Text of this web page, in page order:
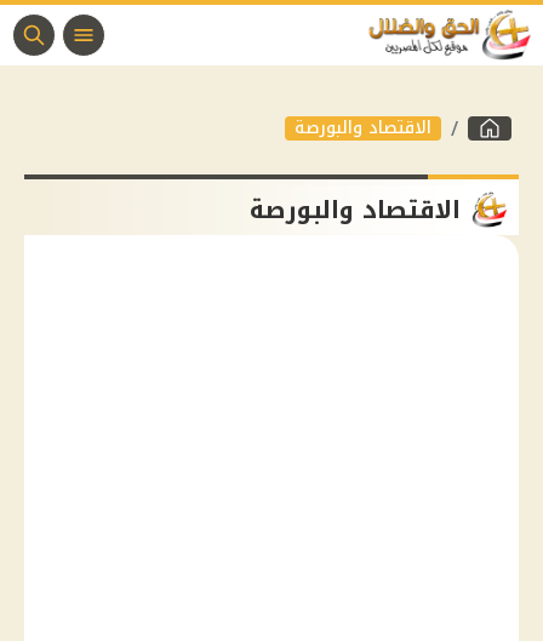
الاقتصاد والبورصة
الاقتصاد والبورصة